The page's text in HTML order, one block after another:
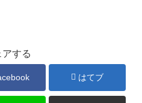
アする
はてブ